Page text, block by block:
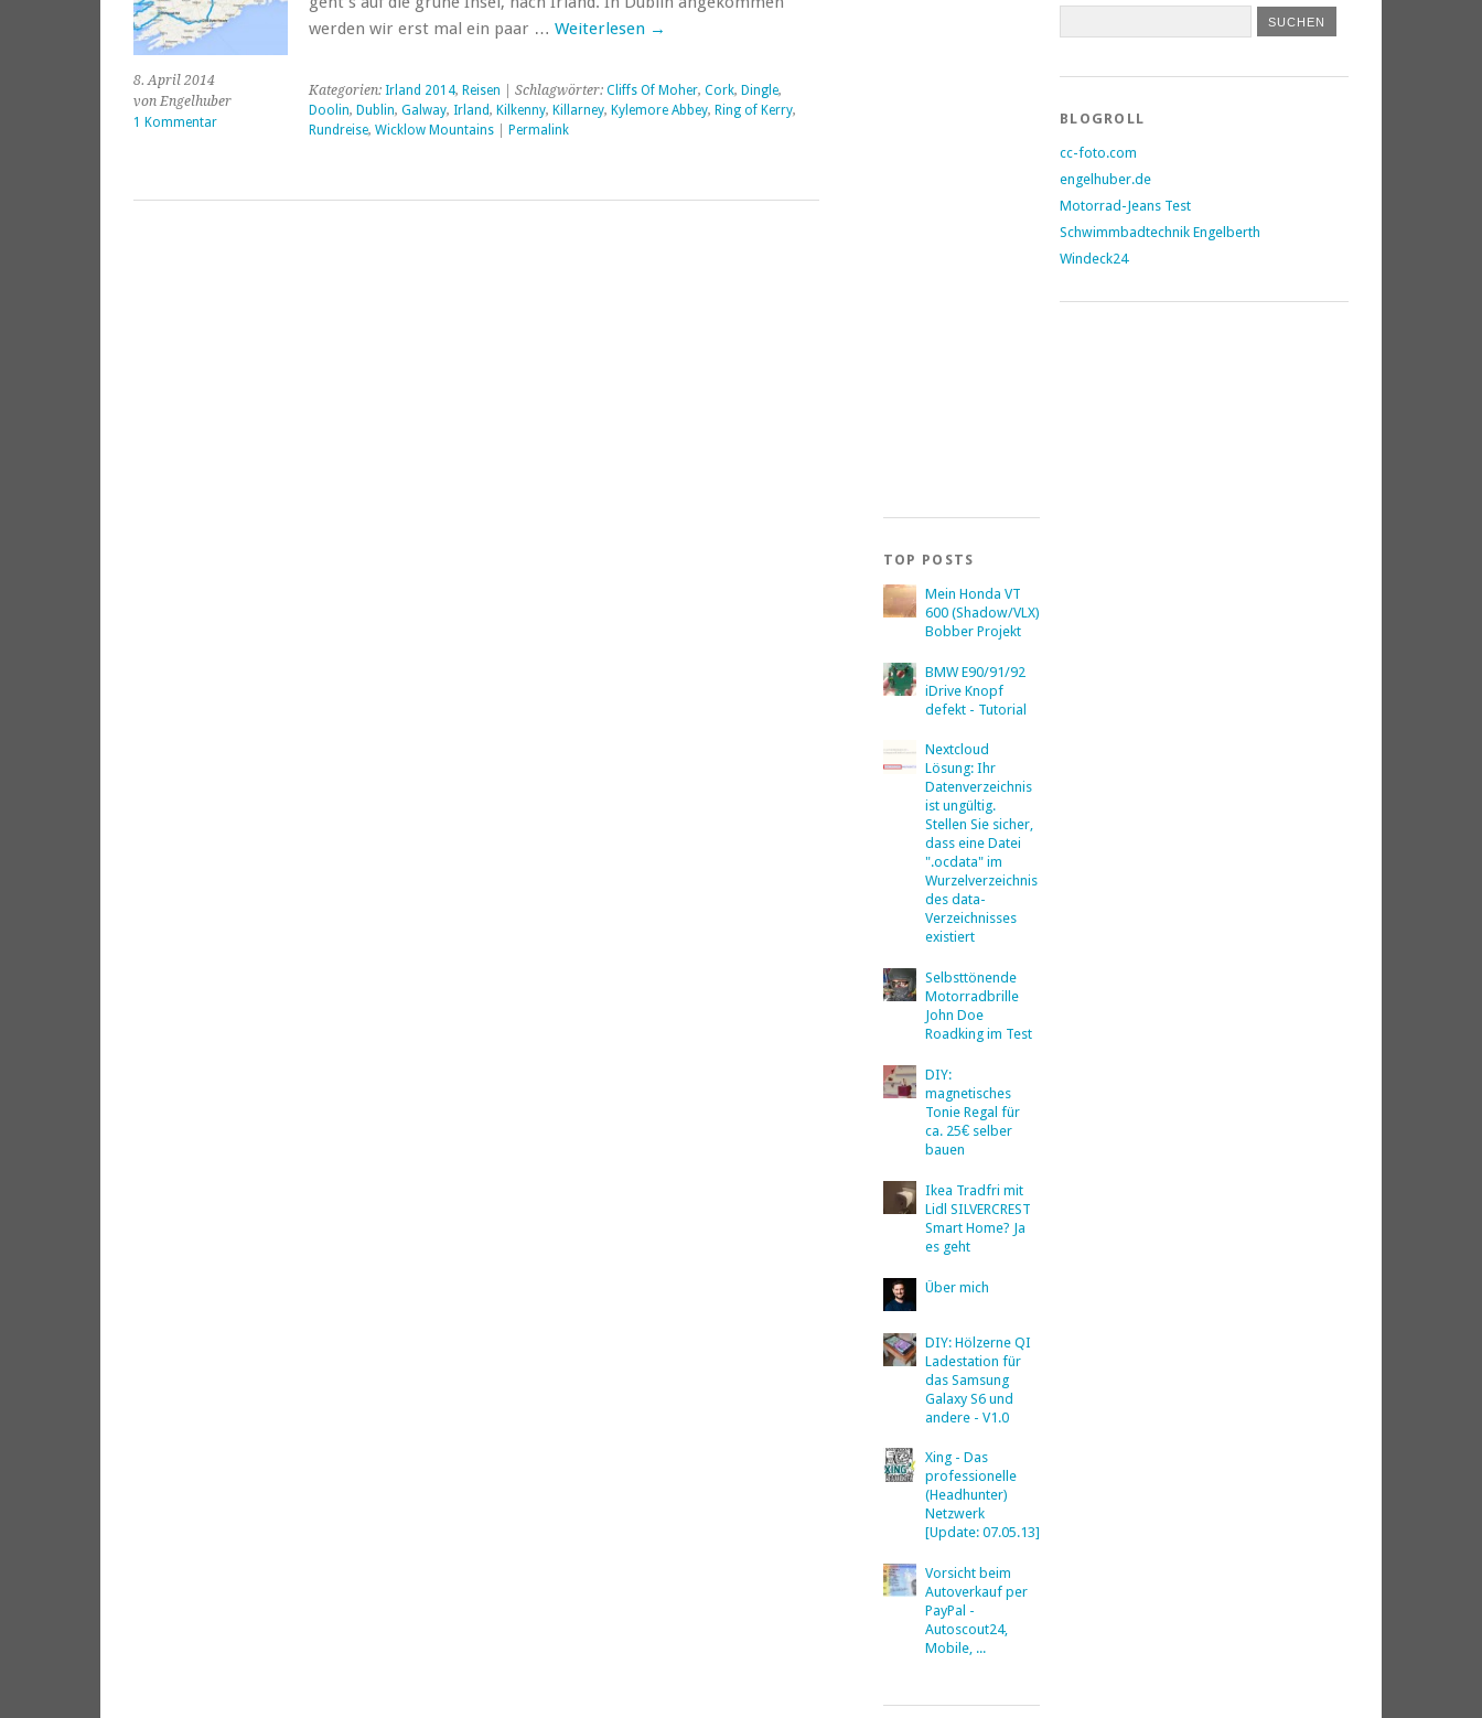
8. April 2014
von Engelhuber
1 Kommentar
werden wir erst mal ein paar … Weiterlesen →
Kategorien: Irland 2014, Reisen | Schlagwörter: Cliffs Of Moher, Cork, Dingle,
Doolin, Dublin, Galway, Irland, Kilkenny, Killarney, Kylemore Abbey, Ring of Kerry,
Rundreise, Wicklow Mountains| Permalink
TOP POSTS
Mein Honda VT
600 (Shadow/VLX)
Bobber Projekt
BMW E90/91/92
iDrive Knopf
defekt - Tutorial
Nextcloud
Lösung: Ihr
Datenverzeichnis
ist ungültig.
Stellen Sie sicher,
dass eine Datei
".ocdata" im
Wurzelverzeichnis
des data-
Verzeichnisses
existiert
Selbsttönende
Motorradbrille
John Doe
Roadking im Test
DIY:
magnetisches
Tonie Regal für
ca. 25€ selber
bauen
Ikea Tradfri mit
Lidl SILVERCREST
Smart Home? Ja
es geht
Über mich
DIY: Hölzerne QI
Ladestation für
das Samsung
Galaxy S6 und
andere - V1.0
Xing - Das
professionelle
(Headhunter)
Netzwerk
[Update: 07.05.13]
Vorsicht beim
Autoverkauf per
PayPal -
Autoscout24,
Mobile, ...
BLOGROLL
cc-foto.com
engelhuber.de
Motorrad-Jeans Test
Schwimmbadtechnik Engelberth
Windeck24